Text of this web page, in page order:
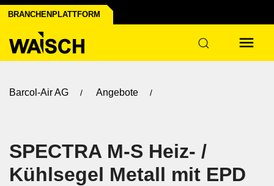
BRANCHENPLATTFORM
Barcol-Air AG Angebote
SPECTRA M-S Heiz- /
Kühlsegel Metall mit EPD